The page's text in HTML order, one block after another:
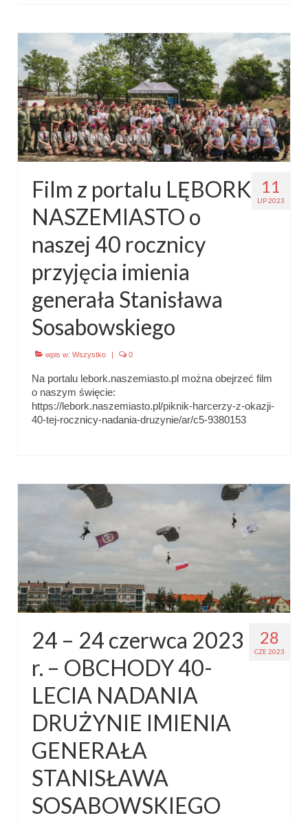
11
LIP 2023
Film z portalu LĘBORK
NASZEMIASTO o
naszej 40 rocznicy
przyjęcia imienia
generała Stanisława
Sosabowskiego
wpis w: Wszystko | 0
Na portalu lebork.naszemiasto.pl można obejrzeć film
o naszym święcie:
https://lebork.naszemiasto.pl/piknik-harcerzy-z-okazji-
40-tej-rocznicy-nadania-druzynie/ar/c5-9380153
28
CZE 2023
24 – 24 czerwca 2023
r. – OBCHODY 40-
LECIA NADANIA
DRUŻYNIE IMIENIA
GENERAŁA
STANISŁAWA
SOSABOWSKIEGO